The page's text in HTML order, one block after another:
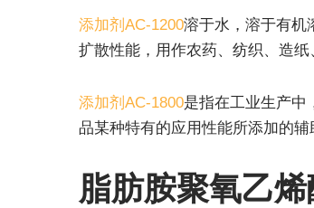
添加剂AC-1200溶于水，溶于有机
扩散性能，用作农药、纺织、造
添加剂AC-1800是指在工业生产中
品某种特有的应用性能所添加的辅
脂肪胺聚氧乙